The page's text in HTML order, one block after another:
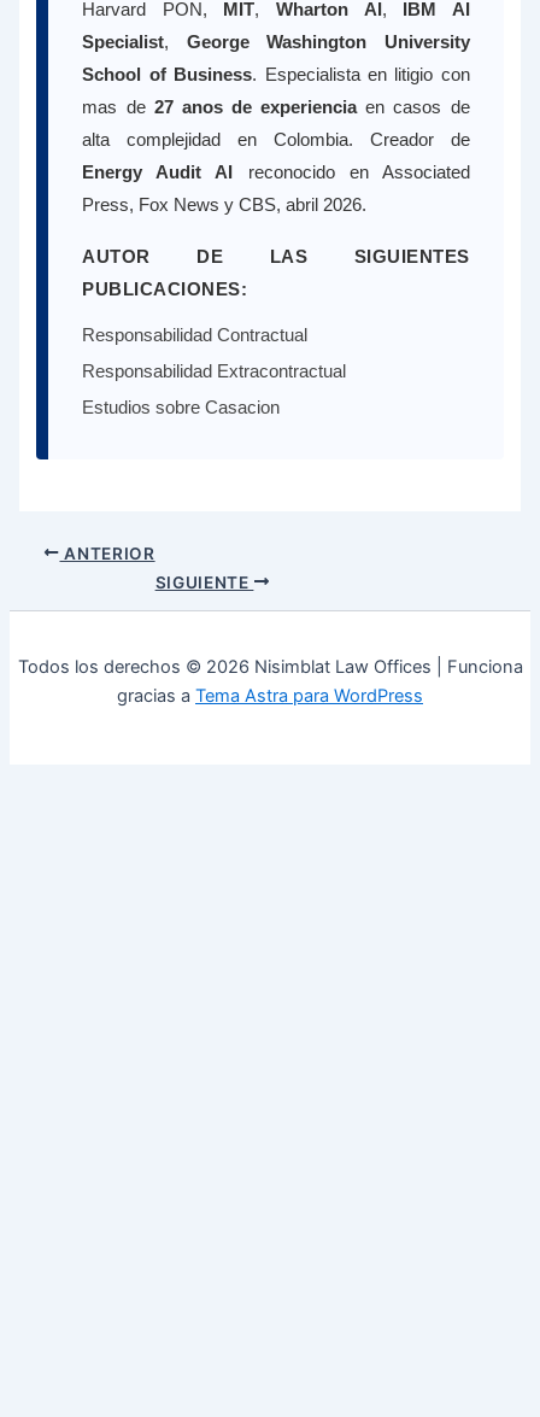
Harvard PON, MIT, Wharton AI, IBM AI
Specialist, George Washington University
School of Business. Especialista en litigio con
mas de 27 anos de experienciaen casos de
alta complejidad en Colombia. Creador de
Energy Audit AI reconocido en Associated
Press, Fox News y CBS, abril 2026.
AUTOR DE LAS SIGUIENTES
PUBLICACIONES:
Responsabilidad Contractual
Responsabilidad Extracontractual
Estudios sobre Casacion
ANTERIOR
SIGUIENTE
Todos los derechos © 2026 Nisimblat Law Offices | Funciona
gracias a Tema Astra para WordPress